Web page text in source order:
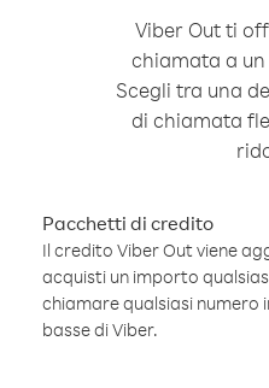
Viber Out ti
chiamata a
Scegli tra una
di chiamata
Pacchetti di credito
Il credito Viber Out viene
acquisti un importo
chiamare qualsiasi numero
basse di Viber.